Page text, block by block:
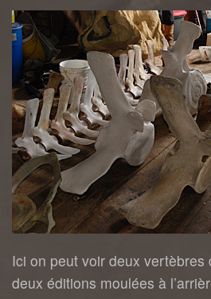
Ici on peut voir deux
deux éditions moulées à